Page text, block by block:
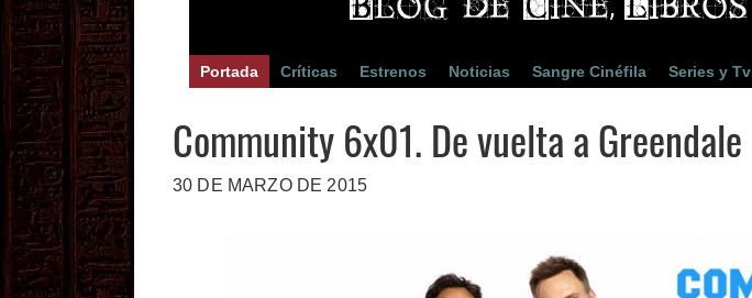
Portada Críticas Estrenos Noticias Sangre Cinéfila Series y Tv
Community 6x01. De vuelta a Greendale
30 DE MARZO DE 2015